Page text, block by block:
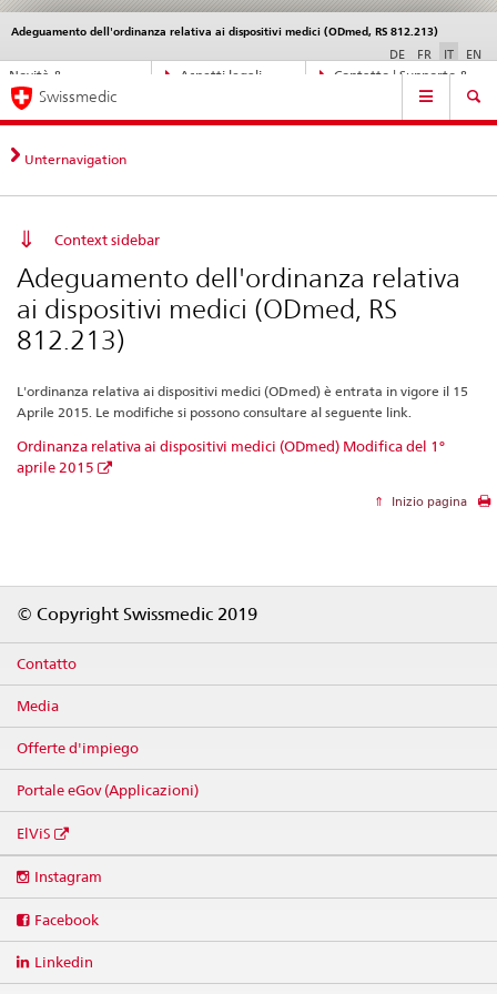
Navigazione
diretta:
novità,
legali,
Novità &
Aspetti legali,
Contatto | Supporto &
Adeguamento dell'ordinanza relativa ai dispositivi medici (ODmed, RS 812.213)
DE FR IT EN
Service
Navigation
Swissmedic
Unternavigation
Context sidebar
Adeguamento dell'ordinanza relativa
ai dispositivi medici (ODmed, RS
812.213)
L'ordinanza relativa ai dispositivi medici (ODmed) è entrata in vigore il 15
Aprile 2015. Le modifiche si possono consultare al seguente link.
Ordinanza relativa ai dispositivi medici (ODmed) Modifica del 1°
aprile 2015
Inizio pagina
© Copyright Swissmedic 2019
Contatto
Media
Offerte d'impiego
Portale eGov (Applicazioni)
ElViS
media
Instagram
Facebook
Linkedin